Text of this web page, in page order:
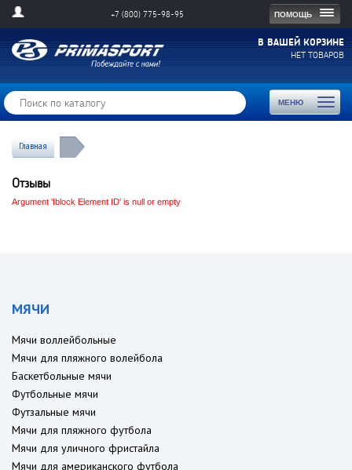
ПОМОЩЬ
+7 (800) 775-98-95
В ВАШЕЙ КОРЗИНЕ
НЕТ ТОВАРОВ
МЕНЮ
Toggle
Главная
Отзывы
Argument 'Iblock Element ID' is null or empty
МЯЧИ
Мячи воллейбольные
Мячи для пляжного волейбола
Баскетбольные мячи
Футбольные мячи
Футзальные мячи
Мячи для пляжного футбола
Мячи для уличного фристайла
Мячи для американского футбола